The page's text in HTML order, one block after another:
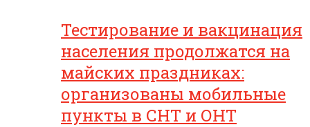
Тестирование и вакцинация
населения продолжатся на
майских праздниках:
организованы мобильные
пункты в СНТ и ОНТ